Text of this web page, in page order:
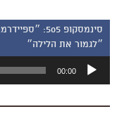
סינמסקופ
״לגמור את הלילה״
אודיו
00:00